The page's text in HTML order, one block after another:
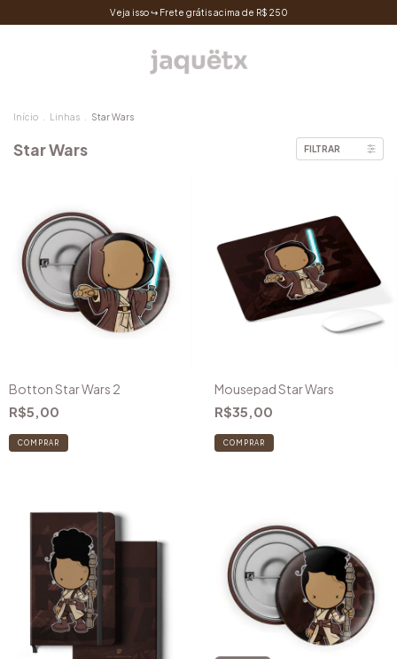
Veja isso ↪ Frete grátis acima de R$ 250
Início Linhas Star Wars
Star Wars FILTRAR
Botton Star Wars 2
R$5,00
Mousepad Star Wars
R$35,00
COMPRAR